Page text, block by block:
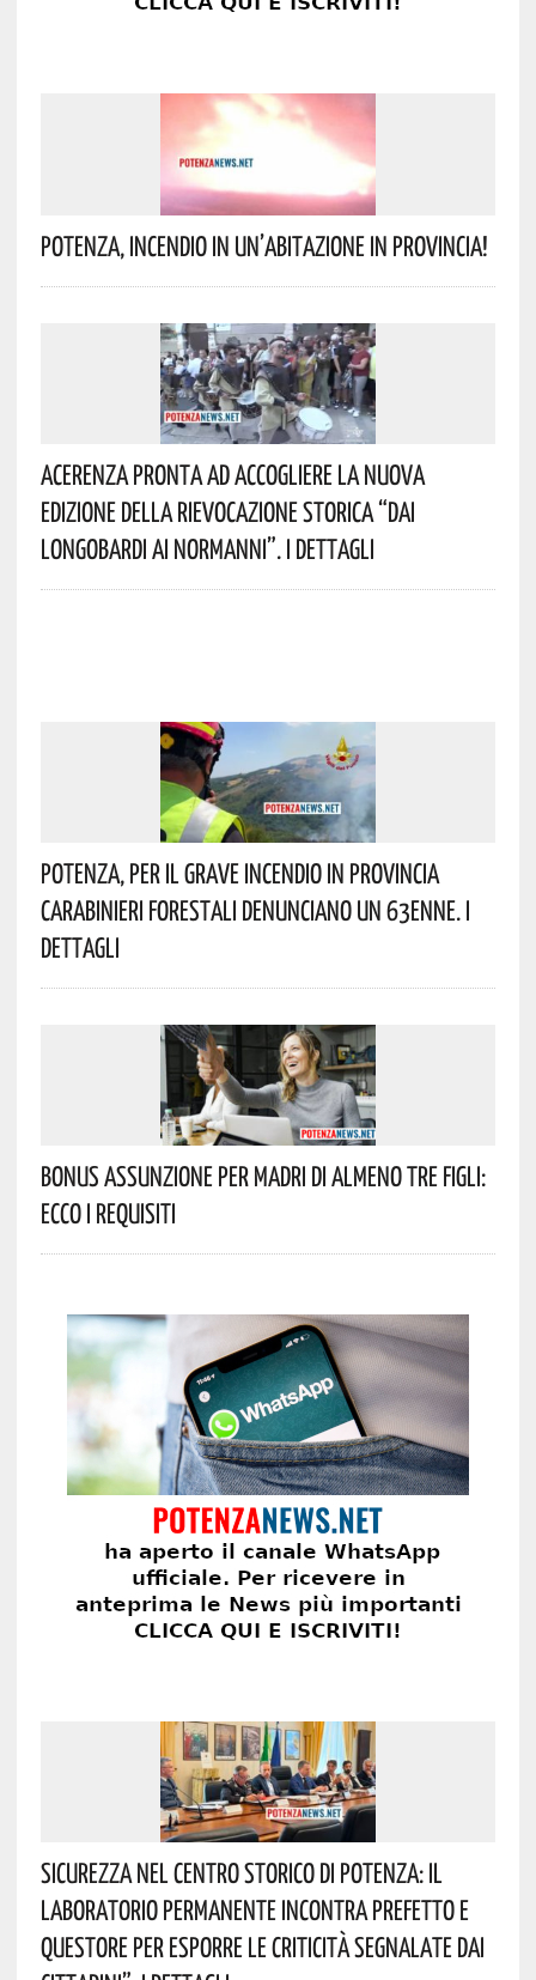
Potenza, Incendio In Un’abitazione In Provincia!
Acerenza Pronta Ad Accogliere La Nuova
Edizione Della Rievocazione Storica “Dai
Longobardi Ai Normanni”. I Dettagli
Potenza, Per Il Grave Incendio In Provincia
Carabinieri Forestali Denunciano Un 63enne. I
Dettagli
Bonus Assunzione Per Madri Di Almeno Tre Figli:
Ecco I Requisiti
Sicurezza Nel Centro Storico Di Potenza: Il
Laboratorio Permanente Incontra Prefetto E
Questore Per Esporre Le Criticità Segnalate Dai